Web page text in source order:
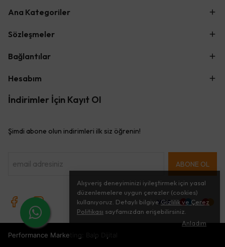
Alışveriş deneyiminizi iyileştirmek için yasal
düzenlemelere uygun çerezler (cookies)
kullanıyoruz. Detaylı bilgiye Gizlilik ve Çerez
Politikası sayfamızdan erişebilirsiniz.
Anladım
Ana Kategoriler
Sözleşmeler
Bağlantılar
Hesabım
İndirimler İçin Kayıt Ol
Şimdi abone olun indirimleri ilk siz öğrenin!
ABONE OL
Performance Marketing: Balp Dijital